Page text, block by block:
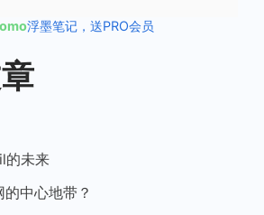
浮墨笔记，送PRO会员
的未来
中心地带？